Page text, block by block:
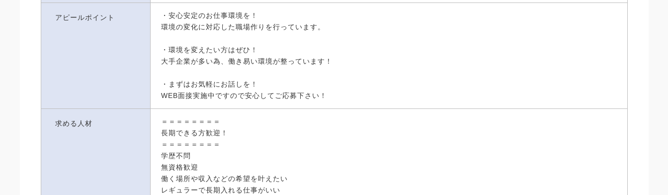
アピールポイント
・安心安定のお仕事環境を！
環境の変化に対応した職場作りを行っています。
・環境を変えたい方はぜひ！
大手企業が多い為、働き易い環境が整っています！
・まずはお気軽にお話しを！
WEB面接実施中ですので安心してご応募下さい！
求める人材
＝＝＝＝＝＝＝＝
長期できる方歓迎！
＝＝＝＝＝＝＝＝
学歴不問
無資格歓迎
働く場所や収入などの希望を叶えたい
レギュラーで長期入れる仕事がいい